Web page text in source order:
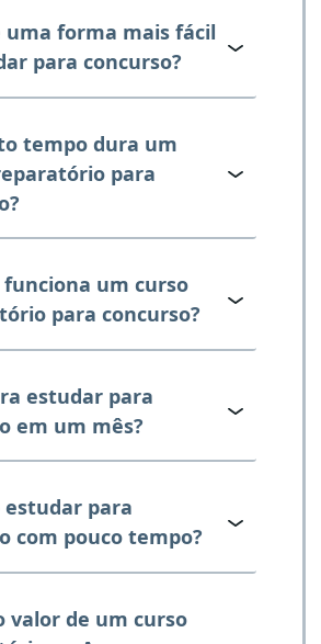
uma forma mais fácil
para concurso?
tempo dura um
para
funciona um curso
para concurso?
estudar para
em um mês?
estudar para
com pouco tempo?
valor de um curso